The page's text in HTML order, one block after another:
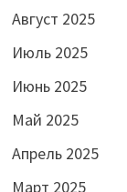
Август 2025
Июль 2025
Июнь 2025
Май 2025
Апрель 2025
Март 2025